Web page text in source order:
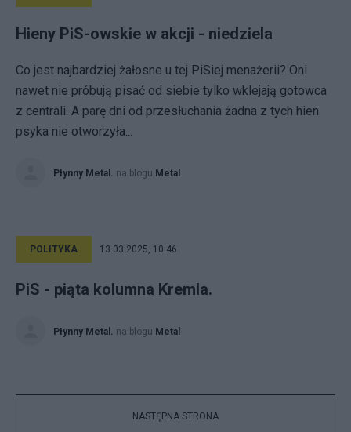
Hieny PiS-owskie w akcji - niedziela
Co jest najbardziej żałosne u tej PiSiej menażerii? Oni
nawet nie próbują pisać od siebie tylko wklejają gotowca
z centrali. A parę dni od przesłuchania żadna z tych hien
psyka nie otworzyła...
Płynny Metal. na blogu Metal
POLITYKA 13.03.2025, 10:46
PiS - piąta kolumna Kremla.
Płynny Metal. na blogu Metal
NASTĘPNA STRONA